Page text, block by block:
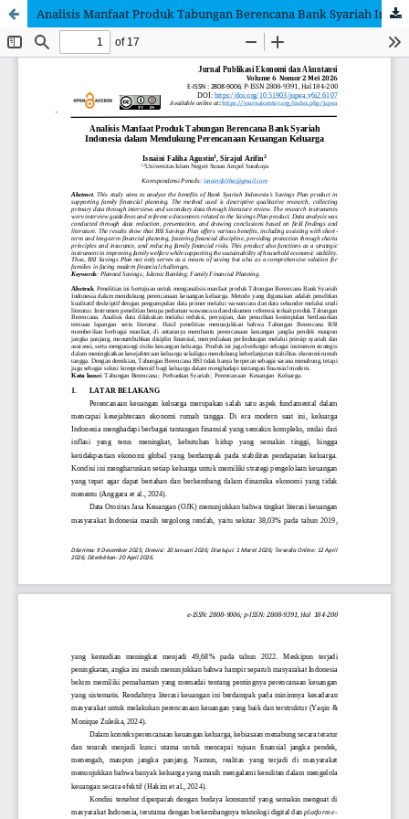
Analisis Manfaat Produk Tabungan Berencana Bank Syariah Indonesia dalam Mendukung Perencanaan Keuangan Keluarga